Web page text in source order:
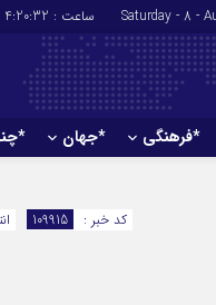
ساعت : 4:20:33
*فرهنگی *جهان
کد خبر : 109915